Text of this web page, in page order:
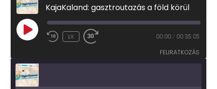
KajaKaland: gasztroutazás a föld körül
PLAY
EPISODE
1X 00:00 / 00:35:05
FELIRATKOZÁS